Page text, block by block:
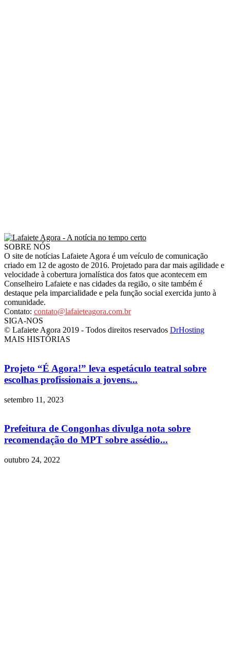
SOBRE NÓS
O site de notícias Lafaiete Agora é um veículo de comunicação
criado em 12 de agosto de 2016. Projetado para dar mais agilidade e
velocidade à cobertura jornalística dos fatos que acontecem em
Conselheiro Lafaiete e nas cidades da região, o site também é
destaque pela imparcialidade e pela função social exercida junto à
comunidade.
Contato: contato@lafaieteagora.com.br
SIGA-NOS
© Lafaiete Agora 2019 - Todos direitos reservados DrHosting
MAIS HISTÓRIAS
Projeto “É Agora!” leva espetáculo teatral sobre
escolhas profissionais a jovens...
setembro 11, 2023
Prefeitura de Congonhas divulga nota sobre
recomendação do MPT sobre assédio...
outubro 24, 2022